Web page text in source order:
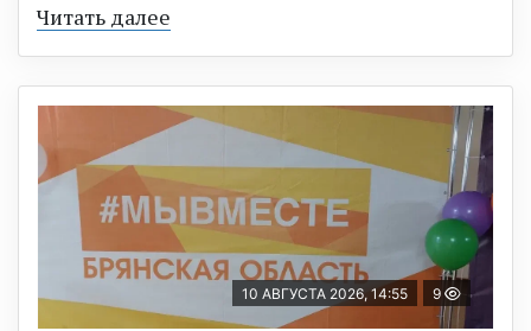
Читать далее
10 АВГУСТА 2026, 14:55 9